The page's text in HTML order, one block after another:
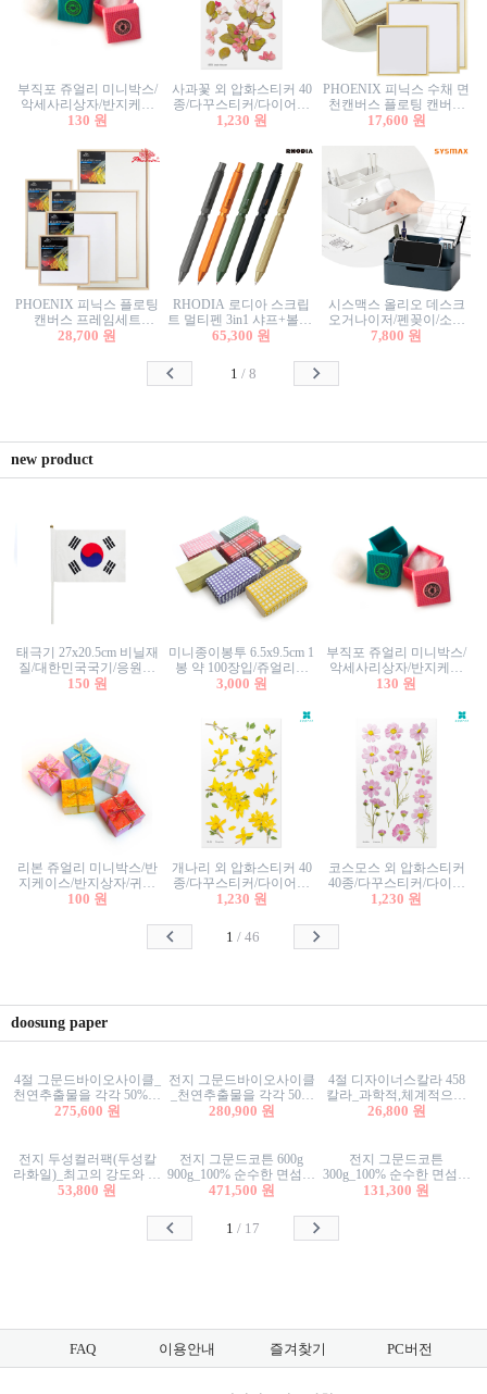
부직포 쥬얼리 미니박스/
악세사리상자/반지케이
스/반지상자/귀걸이상자/
130 원
사과꽃 외 압화스티커 40
종/다꾸스티커/다이어리
꾸미기/꽃스티커/자연물
1,230 원
PHOENIX 피닉스 수채 면
천캔버스 플로팅 캔버스
프레임세트 30x30cm/액자
17,600 원
PHOENIX 피닉스 플로팅
캔버스 프레임세트
50x50cm/액자캔버스/인테
28,700 원
RHODIA 로디아 스크립
트 멀티펜 3in1 샤프+볼펜/
무광택 알루미늄 육각배
65,300 원
시스맥스 올리오 데스크
오거나이저/펜꽂이/소품
꽂이/소품함/정리함/수납
7,800 원
1 / 8
new product
태극기 27x20.5cm 비닐재
질/대한민국국기/응원깃
발/행사깃발
150 원
미니종이봉투 6.5x9.5cm 1
봉 약 100장입/쥬얼리봉
투/증명사진봉투/악세사
3,000 원
부직포 쥬얼리 미니박스/
악세사리상자/반지케이
스/반지상자/귀걸이상자/
130 원
리본 쥬얼리 미니박스/반
지케이스/반지상자/귀걸
이상자/귀걸이박스/악세
100 원
개나리 외 압화스티커 40
종/다꾸스티커/다이어리
꾸미기/꽃스티커/자연물
1,230 원
코스모스 외 압화스티커
40종/다꾸스티커/다이어
리꾸미기/꽃스티커/자연
1,230 원
1 /46
doosung paper
4절 그문드바이오사이클_
천연추출물을 각각 50%이
상 함유한 친환경그래픽
275,600 원
전지 그문드바이오사이클
_천연추출물을 각각 50%
이상 함유한 친환경그래
280,900 원
4절 디자이너스칼라 458
칼라_과학적,체계적으로
분류된 200색을 갖춘 색지
26,800 원
전지 두성컬러팩(두성칼
라화일)_최고의 강도와 평
활성을 지닌 다양한 컬러
53,800 원
전지 그문드코튼 600g
900g_100% 순수한 면섬유
로 만든 친환경프리미엄
471,500 원
전지 그문드코튼
300g_100% 순수한 면섬유
로 만든 친환경프리미엄
131,300 원
1 / 17
FAQ 이용안내 즐겨찾기 PC버전